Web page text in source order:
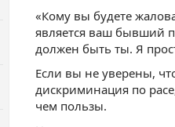
«Кому вы будете
является ваш бывший
должен быть ты. Я
Если вы не уверены,
дискриминация по
чем пользы.